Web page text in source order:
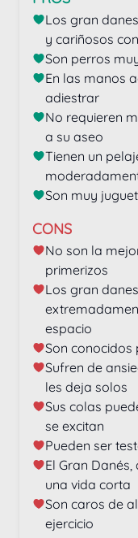
Los gran
y cariñosos
Son perros
En las manos
adiestrar
No requieren
a su aseo
Tienen un
Son muy
CONS
No son la
primerizos
Los gran
espacio
Son
Sufren de
les deja solos
Sus colas
se excitan
Pueden ser
El Gran
una vida corta
Son caros de
ejercicio